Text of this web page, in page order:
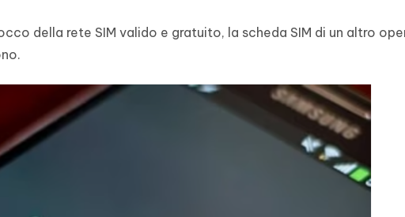
della rete SIM valido e gratuito, la scheda SIM di un altro